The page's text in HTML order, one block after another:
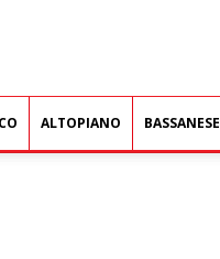
ALTOPIANO BASSANESE